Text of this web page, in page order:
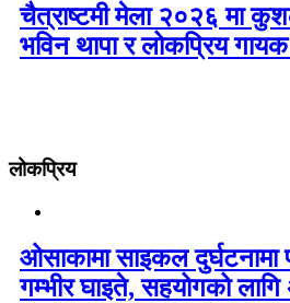
चैत्राष्टमी मेला २०२६ मा
भविन थापा र लोकप्रिय
लोकप्रिय
ओसाकामा साइकल दुर्घटनामा
गम्भीर घाइते, सहयोगको